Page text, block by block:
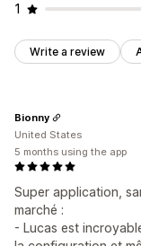
1
Write a review
Super application,
marché :
- Lucas est
Bionny
United States
5 months using the app